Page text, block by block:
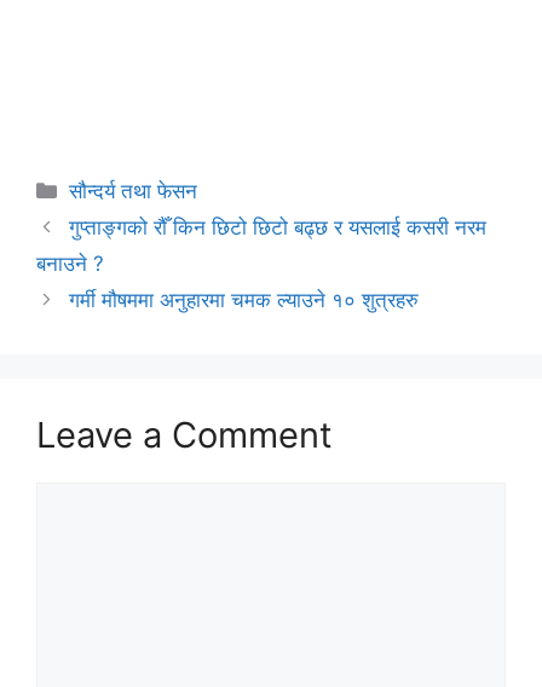
Categories
सौन्दर्य तथा फेसन
गुप्ताङ्गको रौँ किन छिटो छिटो बढ्छ र यसलाई कसरी नरम
बनाउने ?
गर्मी मौषममा अनुहारमा चमक ल्याउने १० शुत्रहरु
Leave a Comment